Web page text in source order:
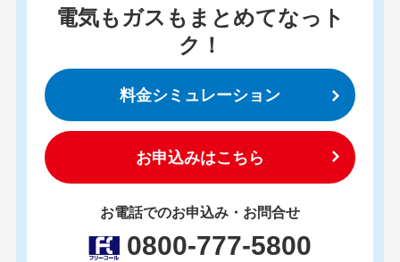
電気もガスもまとめてなっト
ク！
料金シミュレーション
お申込みはこちら
お電話でのお申込み・お問合せ
0800-777-5800